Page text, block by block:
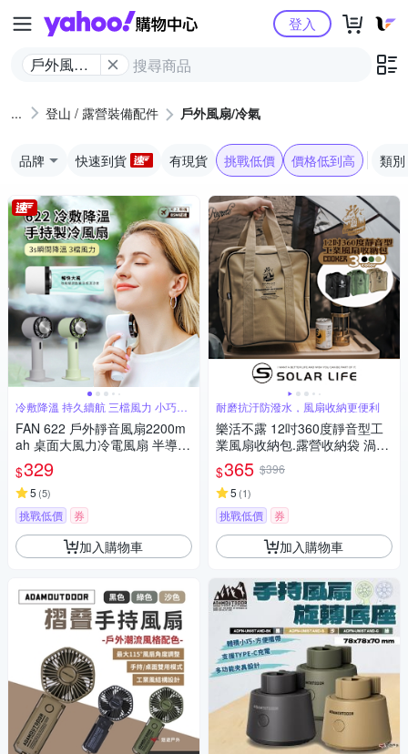
Yahoo購物中心
戶外風扇/
登入
登山 / 露營裝備配件 戶外風扇/冷氣
品牌 快速到貨 有現貨 挑戰低價 價格低到高 類別
冷敷降溫 持久續航 三檔風力 小巧便
攜
FAN 622 戶外靜音風扇2200m
ah 桌面大風力冷電風扇 半導體
製冷手持冰敷空調風扇 （可上
飛機）
$329
5 (5)
挑戰低價 券
加入購物車
耐磨抗汙防潑水，風扇收納更便利
樂活不露 12吋360度靜音型工
業風扇收納包.露營收納袋 渦輪
扇收納袋 循環扇袋 戶外電風扇
帳篷風扇
$365 $396
5 (1)
挑戰低價 券
加入購物車